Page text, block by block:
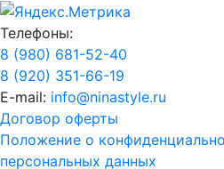
Телефоны:
8 (980) 681-52-40
8 (920) 351-66-19
E-mail: info@ninastyle.ru
Договор оферты
Положение о
персональных данных